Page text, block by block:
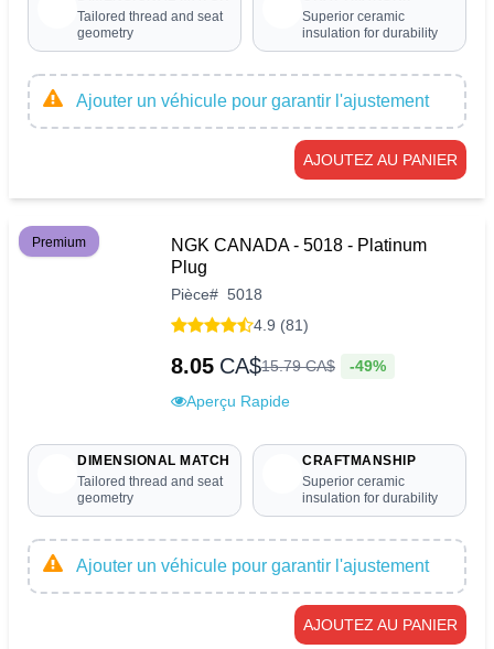
Tailored thread and seat
geometry
Superior ceramic
insulation for durability
Ajouter un véhicule pour garantir l'ajustement
AJOUTEZ AU PANIER
Premium
NGK CANADA - 5018 - Platinum
Plug
Pièce# 5018
4.9 (81)
8.05 CA$15.79CA$ -49%
Aperçu Rapide
DIMENSIONAL MATCH
Tailored thread and seat
geometry
CRAFTMANSHIP
Superior ceramic
insulation for durability
Ajouter un véhicule pour garantir l'ajustement
AJOUTEZ AU PANIER